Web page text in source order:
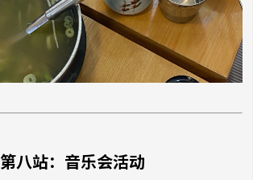
第八站：音乐会活动